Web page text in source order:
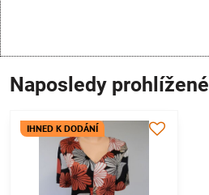
Naposledy
IHNED K DODÁNÍ